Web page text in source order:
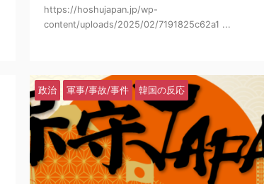
https://hoshujapan.jp/wp-
content/uploads/2025/02/7191825c62a1 ...
政治 軍事/事故/事件 韓国の反応